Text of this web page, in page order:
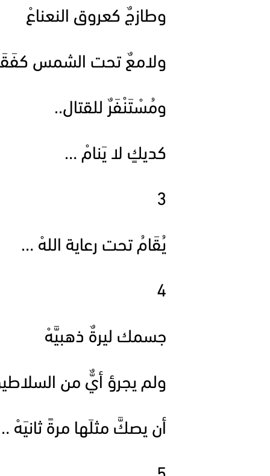
وطازجٌ كعروق النعناعْ
ولامعٌ تحت الشمس
ومُسْتَنْفَرٌ للقتال..
كديكٍ لا يَنامْ …
3
يُقَامُ تحت رعاية اللهْ …
4
جسمك ليرةٌ ذهبيَّهْ
ولم يجرؤ أيٌّ من
أن يصكَّ مثلَها مرةً ثانيَهْ